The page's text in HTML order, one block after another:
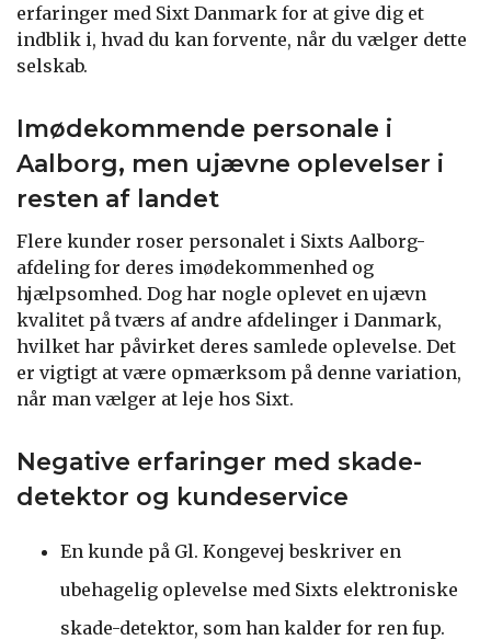
erfaringer med Sixt Danmark for at give dig et
indblik i, hvad du kan forvente, når du vælger dette
selskab.
Imødekommende personale i
Aalborg, men ujævne oplevelser i
resten af landet
Flere kunder roser personalet i Sixts Aalborg-
afdeling for deres imødekommenhed og
hjælpsomhed. Dog har nogle oplevet en ujævn
kvalitet på tværs af andre afdelinger i Danmark,
hvilket har påvirket deres samlede oplevelse. Det
er vigtigt at være opmærksom på denne variation,
når man vælger at leje hos Sixt.
Negative erfaringer med skade-
detektor og kundeservice
En kunde på Gl. Kongevej beskriver en
ubehagelig oplevelse med Sixts elektroniske
skade-detektor, som han kalder for ren fup.